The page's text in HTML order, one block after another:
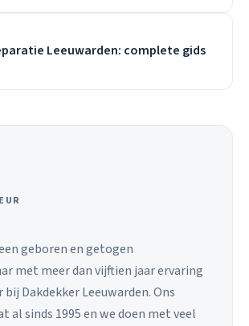
Leeuwarden: complete gids
geboren en getogen
met meer dan vijftien jaar ervaring
bij Dakdekker Leeuwarden. Ons
al sinds 1995 en we doen met veel